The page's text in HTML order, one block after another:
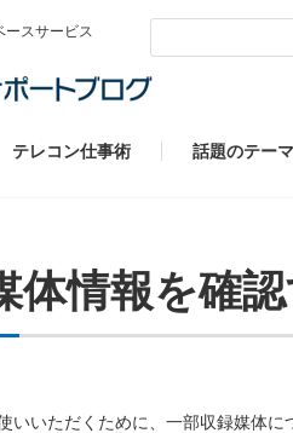
ースサービス
テレコン仕事術 話題のテーマ
体情報を確
いいただくために、一部収録媒体